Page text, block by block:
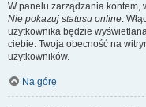
W panelu zarządzania kontem,
Nie pokazuj statusu online.
użytkownika będzie
ciebie. Twoja obecność na
użytkowników.
Na górę